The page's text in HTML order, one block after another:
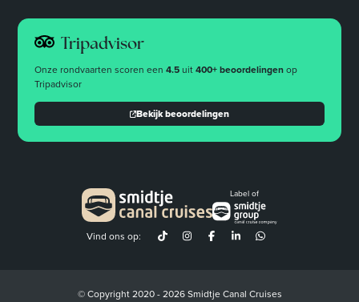
Tripadvisor
Onze rondvaarten scoren een 4.5uit400+ beoordelingenop
Tripadvisor
Bekijk beoordelingen
Label of
Vind ons op:
© Copyright 2020 - 2026 Smidtje Canal Cruises